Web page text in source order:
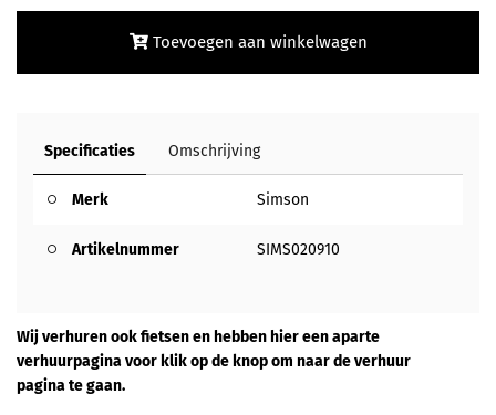
Toevoegen aan winkelwagen
Specificaties Omschrijving
Merk Simson
Artikelnummer SIMS020910
Wij verhuren ook fietsen en hebben hier een aparte
verhuurpagina voor klik op de knop om naar de verhuur
pagina te gaan.